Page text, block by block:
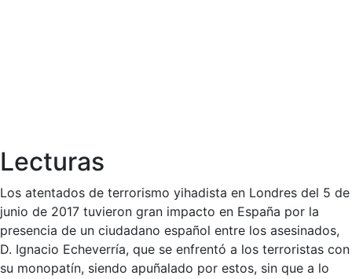
Lecturas
Los atentados de terrorismo yihadista en Londres del 5 de
junio de 2017 tuvieron gran impacto en España por la
presencia de un ciudadano español entre los asesinados,
D. Ignacio Echeverría, que se enfrentó a los terroristas con
su monopatín, siendo apuñalado por estos, sin que a lo